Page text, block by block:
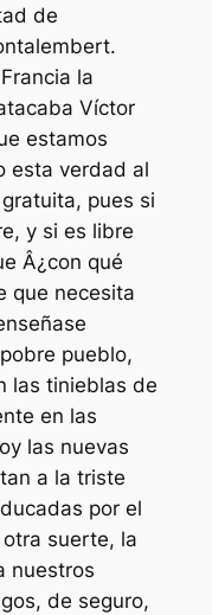
de
la
Víctor
estamos
esta verdad al
pues si
y si es libre
Â¿con qué
que necesita
pueblo,
las tinieblas de
en las
las nuevas
a la triste
por el
suerte, la
nuestros
de seguro,